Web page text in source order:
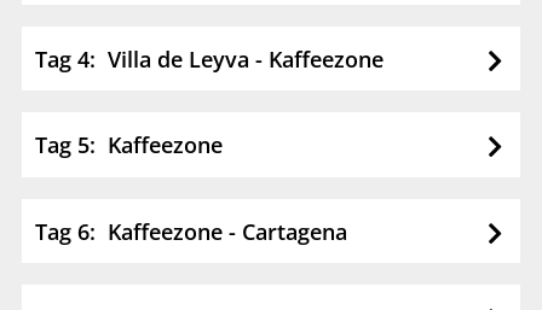
Tag 4: Villa de Leyva - Kaffeezone
Tag 5: Kaffeezone
Tag 6: Kaffeezone - Cartagena